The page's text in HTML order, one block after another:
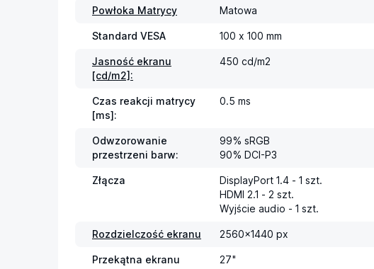
Powłoka Matrycy Matowa
Standard VESA 100 x 100 mm
Jasność ekranu
[cd/m2]:
450 cd/m2
Czas reakcji matrycy
[ms]:
0.5 ms
Odwzorowanie
przestrzeni barw:
99% sRGB
90% DCI-P3
Złącza
DisplayPort 1.4 - 1 szt.
HDMI 2.1 - 2 szt.
Wyjście audio - 1 szt.
Rozdzielczość ekranu 2560x1440 px
Przekątna ekranu 27"